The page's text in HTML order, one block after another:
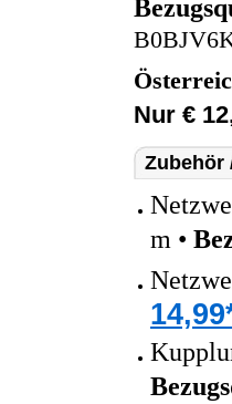
Nur €
Zubehör
m •